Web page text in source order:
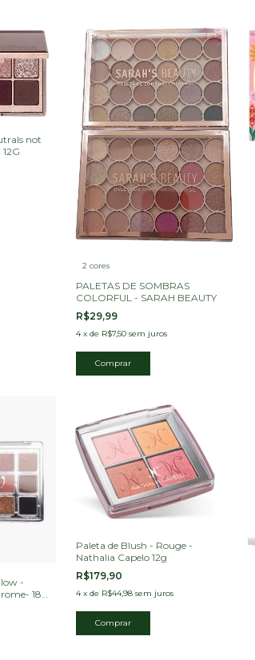
not
2 cores
PALETAS DE SOMBRAS
COLORFUL - SARAH BEAUTY
R$29,99
4 x de R$7,50 sem juros
Comprar
-
18
Paleta de Blush - Rouge -
Nathalia Capelo 12g
R$179,90
4 x de R$44,98 sem juros